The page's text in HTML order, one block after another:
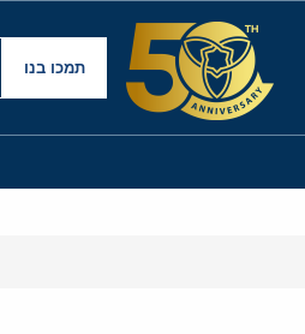
תמכו בנו